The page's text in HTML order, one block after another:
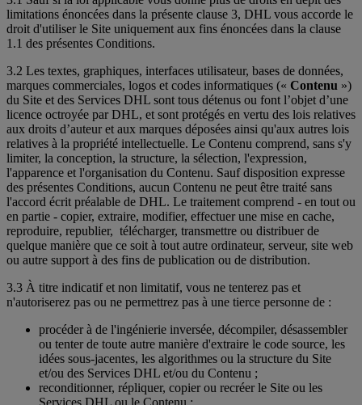
limitations énoncées dans la présente clause 3, DHL vous accorde le
droit d'utiliser le Site uniquement aux fins énoncées dans la clause
1.1 des présentes Conditions.
3.2 Les textes, graphiques, interfaces utilisateur, bases de données,
marques commerciales, logos et codes informatiques (« Contenu »)
du Site et des Services DHL sont tous détenus ou font l’objet d’une
licence octroyée par DHL, et sont protégés en vertu des lois relatives
aux droits d’auteur et aux marques déposées ainsi qu'aux autres lois
relatives à la propriété intellectuelle. Le Contenu comprend, sans s'y
limiter, la conception, la structure, la sélection, l'expression,
l'apparence et l'organisation du Contenu. Sauf disposition expresse
des présentes Conditions, aucun Contenu ne peut être traité sans
l'accord écrit préalable de DHL. Le traitement comprend - en tout ou
en partie - copier, extraire, modifier, effectuer une mise en cache,
reproduire, republier, télécharger, transmettre ou distribuer de
quelque manière que ce soit à tout autre ordinateur, serveur, site web
ou autre support à des fins de publication ou de distribution.
3.3 À titre indicatif et non limitatif, vous ne tenterez pas et
n'autoriserez pas ou ne permettrez pas à une tierce personne de :
procéder à de l'ingénierie inversée, décompiler, désassembler
ou tenter de toute autre manière d'extraire le code source, les
idées sous-jacentes, les algorithmes ou la structure du Site
et/ou des Services DHL et/ou du Contenu ;
reconditionner, répliquer, copier ou recréer le Site ou les
Services DHL ou le Contenu ;